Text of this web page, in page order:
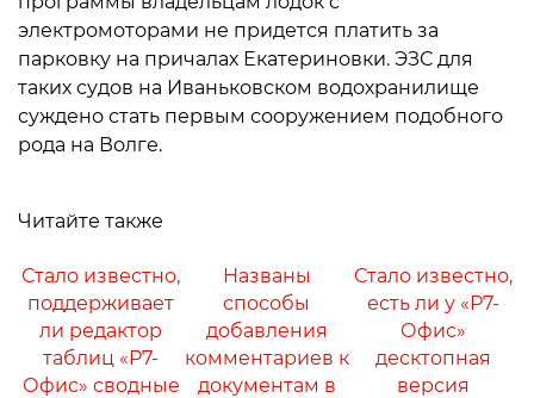
электромоторами не придется платить за
парковку на причалах Екатериновки. ЭЗС для
таких судов на Иваньковском водохранилище
суждено стать первым сооружением подобного
рода на Волге.
Читайте также
Стало известно,
поддерживает
ли редактор
таблиц «Р7-
Офис» сводные
Названы
способы
добавления
комментариев к
документам в
Стало известно,
есть ли у «Р7-
Офис»
десктопная
версия